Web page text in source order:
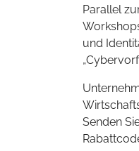
Parallel
und
Senden